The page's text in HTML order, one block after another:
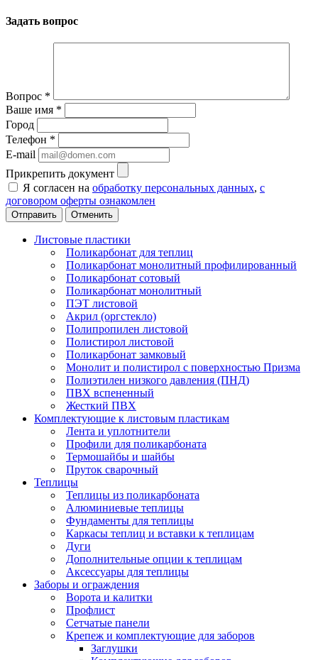
Задать вопрос
Вопрос *
Ваше имя *
Город
Телефон *
E-mail
Прикрепить документ
Я согласен на обработку персональных данных, с
договором оферты ознакомлен
Отменить
Листовые пластики
Поликарбонат для теплиц
Поликарбонат монолитный профилированный
Поликарбонат сотовый
Поликарбонат монолитный
ПЭТ листовой
Акрил (оргстекло)
Полипропилен листовой
Полистирол листовой
Поликарбонат замковый
Монолит и полистирол с поверхностью Призма
Полиэтилен низкого давления (ПНД)
ПВХ вспененный
Жесткий ПВХ
Комплектующие к листовым пластикам
Лента и уплотнители
Профили для поликарбоната
Термошайбы и шайбы
Пруток сварочный
Теплицы
Теплицы из поликарбоната
Алюминиевые теплицы
Фундаменты для теплицы
Каркасы теплиц и вставки к теплицам
Дуги
Дополнительные опции к теплицам
Аксессуары для теплицы
Заборы и ограждения
Ворота и калитки
Профлист
Сетчатые панели
Крепеж и комплектующие для заборов
Заглушки